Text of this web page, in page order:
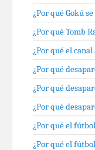
¿Por qué Gokú
¿Por qué Tomb
¿Por qué el canal
¿Por qué
¿Por qué
¿Por qué
¿Por qué el
¿Por qué el